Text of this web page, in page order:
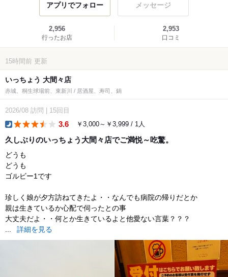
アプリでフォロー メッセージ
2,956
行ったお店
2,953
口コミ
15時間前 更新
いっちょう 大間々店
赤城、桐生球場前、東新川 / 居酒屋、寿司、鍋
2026/08 訪問 15回目
3.6 ￥3,000～￥3,999 / 1人
久しぶりのいっちょう大間々店でご満悦～吃驚。
どうも
どうも
ゴルビー1です
珍しく娘が夕方訪ねてきたよ・・なんでも病院の帰りだとか
親は生きているか心配で伺ったとの事
大丈夫だよ・・何とか生きているよと他愛ない言葉？？？
詳細を見る